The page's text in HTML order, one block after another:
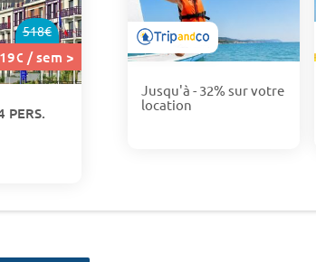
518€
/ sem >
PERS.
Jusqu'à - 32% sur votre
location